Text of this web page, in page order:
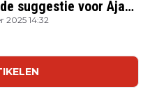
suggestie voor Ajax:
hem als opvolger van
2025 14:32